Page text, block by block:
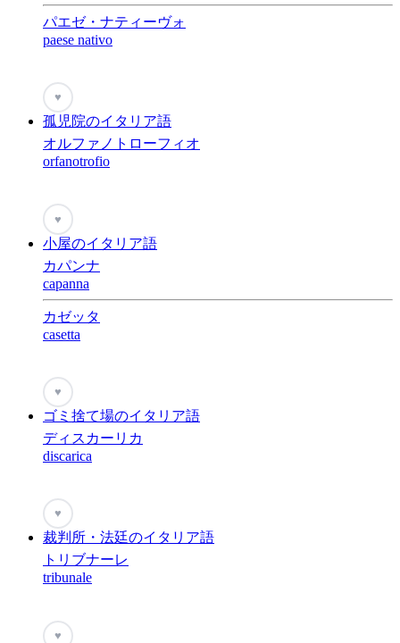
パエゼ・ナティーヴォ
paese nativo
♥
孤児院のイタリア語
オルファノトローフィオ
orfanotrofio
♥
小屋のイタリア語
カパンナ
capanna
カゼッタ
casetta
♥
ゴミ捨て場のイタリア語
ディスカーリカ
discarica
♥
裁判所・法廷のイタリア語
トリブナーレ
tribunale
♥